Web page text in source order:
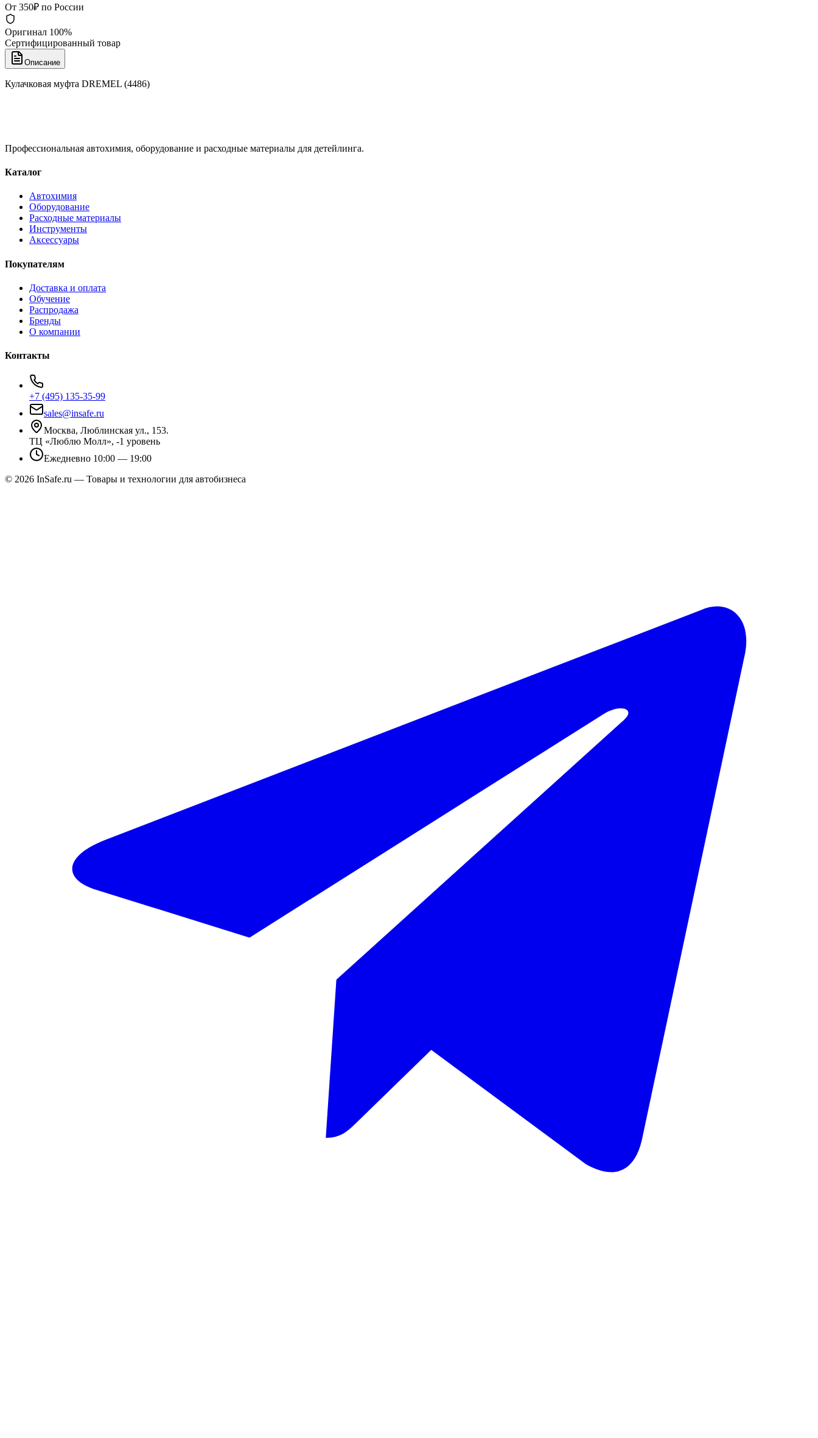
От 350₽ по России
Оригинал 100%
Сертифицированный товар
Описание
Кулачковая муфта DREMEL (4486)
Профессиональная автохимия, оборудование и расходные материалы для детейлинга.
Каталог
Автохимия
Оборудование
Расходные материалы
Инструменты
Аксессуары
Покупателям
Доставка и оплата
Обучение
Распродажа
Бренды
О компании
Контакты
+7 (495) 135-35-99
sales@insafe.ru
Москва, Люблинская ул., 153.
ТЦ «Люблю Молл», -1 уровень
Ежедневно 10:00 — 19:00
© 2026 InSafe.ru — Товары и технологии для автобизнеса